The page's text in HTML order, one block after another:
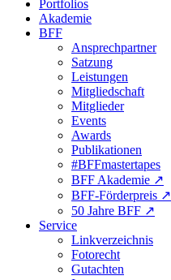
Portfolios
Akademie
BFF
Ansprechpartner
Satzung
Leistungen
Mitgliedschaft
Mitglieder
Events
Awards
Publikationen
#BFFmastertapes
BFF Akademie ↗︎
BFF-Förderpreis ↗︎
50 Jahre BFF ↗︎
Service
Linkverzeichnis
Fotorecht
Gutachten